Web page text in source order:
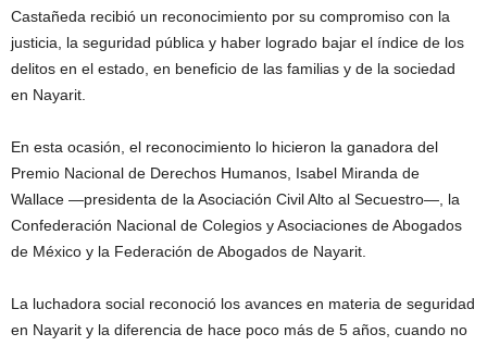
Castañeda recibió un reconocimiento por su compromiso con la
justicia, la seguridad pública y haber logrado bajar el índice de los
delitos en el estado, en beneficio de las familias y de la sociedad
en Nayarit.
En esta ocasión, el reconocimiento lo hicieron la ganadora del
Premio Nacional de Derechos Humanos, Isabel Miranda de
Wallace —presidenta de la Asociación Civil Alto al Secuestro—, la
Confederación Nacional de Colegios y Asociaciones de Abogados
de México y la Federación de Abogados de Nayarit.
La luchadora social reconoció los avances en materia de seguridad
en Nayarit y la diferencia de hace poco más de 5 años, cuando no